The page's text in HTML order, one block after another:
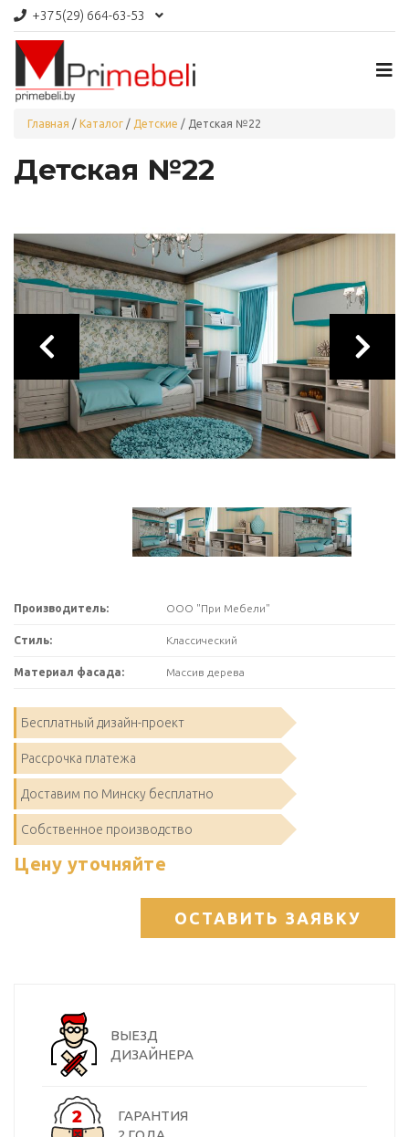
+375(29) 664-63-53
Главная / Каталог / Детские / Детская №22
Детская №22
Производитель: ООО "При Мебели"
Стиль: Классический
Материал фасада: Массив дерева
Бесплатный дизайн-проект
Рассрочка платежа
Доставим по Минску бесплатно
Собственное производство
Цену уточняйте
ОСТАВИТЬ ЗАЯВКУ
ВЫЕЗД
ДИЗАЙНЕРА
ГАРАНТИЯ